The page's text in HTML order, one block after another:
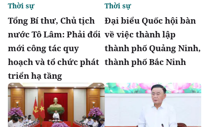
Tổng Bí thư, Chủ tịch
nước Tô Lâm: Phải đổi
mới công tác quy
hoạch và tổ chức phát
triển hạ tầng
Thời sự
Đại biểu Quốc hội bàn
về việc thành lập
thành phố Quảng Ninh,
thành phố Bắc Ninh
Thời sự